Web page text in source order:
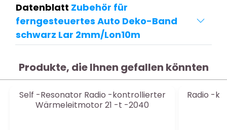
Datenblatt Zubehör für
ferngesteuertes Auto Deko-Band
schwarz Lar 2mm/Lon10m
Produkte, die Ihnen gefallen könnten
Self -Resonator Radio -kontrollierter
Wärmeleitmotor 21 -t -2040
Radio -